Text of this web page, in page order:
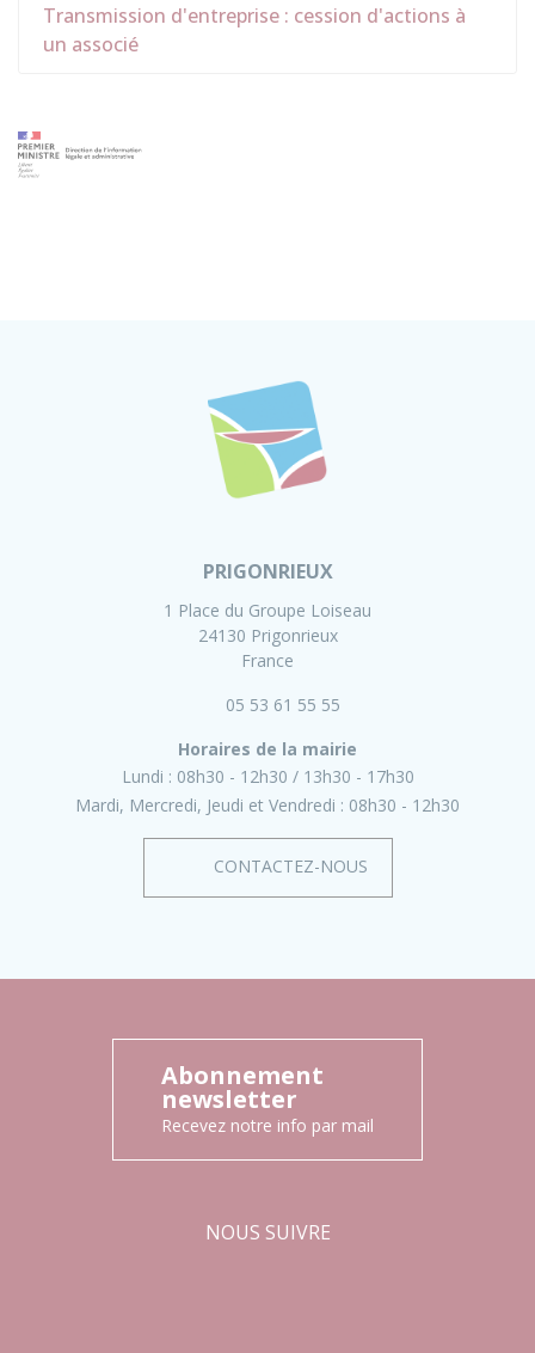
Transmission d'entreprise : cession d'actions à
un associé
PRIGONRIEUX
1 Place du Groupe Loiseau
24130 Prigonrieux
France
05 53 61 55 55
Horaires de la mairie
Lundi : 08h30 - 12h30
13h30 - 17h30
Mardi, Mercredi, Jeudi et Vendredi : 08h30 - 12h30
CONTACTEZ-NOUS
Abonnement
newsletter
Recevez notre info par mail
NOUS SUIVRE